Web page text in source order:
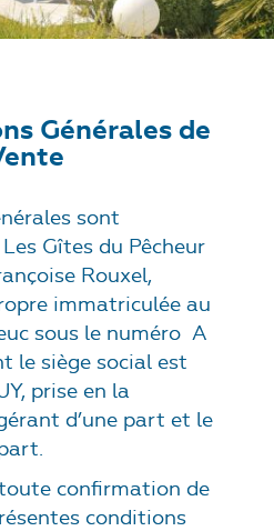
Générales de
sont
Gîtes du Pêcheur
Rouxel,
immatriculée au
sous le numéro A
le siège social est
prise en la
d’une part et le
confirmation de
conditions